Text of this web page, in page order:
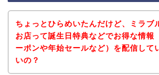
ちょっとひらめいたんだけど、ミラブ
お店って誕生日特典などでお得な情報
ーポンや年始セールなど）を配信して
いの？